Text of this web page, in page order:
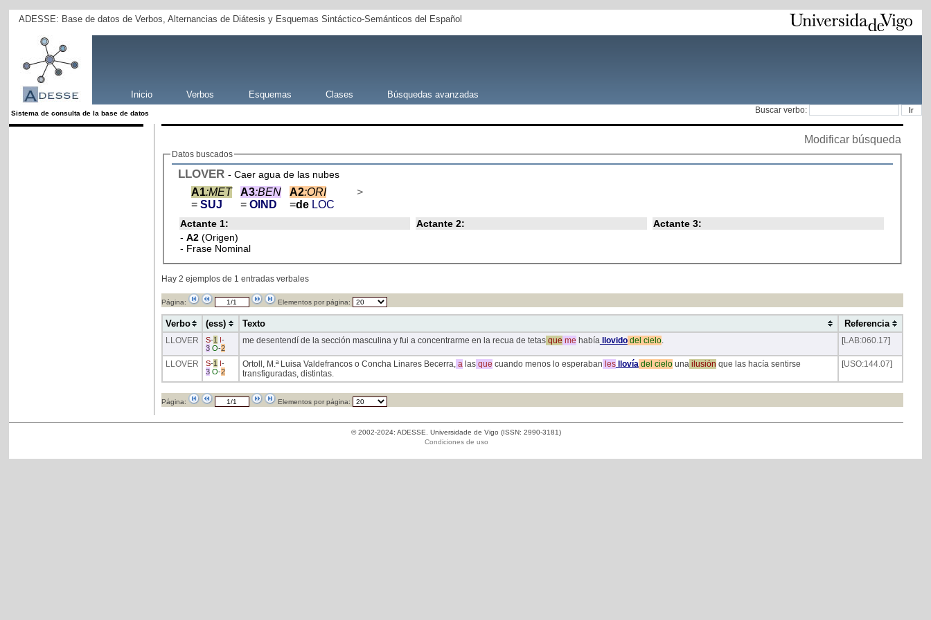
ADESSE: Base de datos de Verbos, Alternancias de Diátesis y Esquemas Sintáctico-Semánticos del Español
Inicio Verbos Esquemas Clases Búsquedas avanzadas
Sistema de consulta de la base de datos Buscar verbo:
Modificar búsqueda
Datos buscados
LLOVER - Caer agua de las nubes
A1:MET
= SUJ
A3:BEN
= OIND
A2:ORI
=de LOC
>
Actante 1:
- A2 (Origen)
- Frase Nominal
Actante 2: Actante 3:
Hay 2 ejemplos de 1 entradas verbales
Página: Elementos por página:
Verbo (ess) Texto Referencia
LLOVER S-1
-
3 O-2
me desentendí de la sección masculina y fui a concentrarme en la recua de tetasque me habíallovidodel cielo. [LAB:060.17]
LLOVER S-1
-
3 O-2
Ortoll, M.ª Luisa Valdefrancos o Concha Linares Becerra,alasque cuando menos lo esperaban lesllovíadel cielounailusión que las hacía sentirse
transfiguradas, distintas.
[USO:144.07]
Página: Elementos por página:
© 2002-2024: ADESSE. Universidade de Vigo (ISSN: 2990-3181)
Condiciones de uso